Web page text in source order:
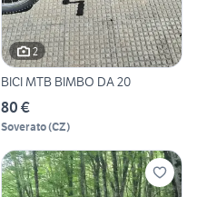
2
BICI MTB BIMBO DA 20
80 €
Soverato(CZ)